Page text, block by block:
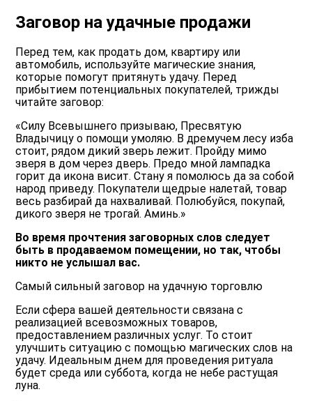
Заговор на удачные продажи
Перед тем, как продать дом, квартиру или
автомобиль, используйте магические знания,
которые помогут притянуть удачу. Перед
прибытием потенциальных покупателей, трижды
читайте заговор:
«Силу Всевышнего призываю, Пресвятую
Владычицу о помощи умоляю. В дремучем лесу изба
стоит, рядом дикий зверь лежит. Пройду мимо
зверя в дом через дверь. Предо мной лампадка
горит да икона висит. Стану я помолюсь да за собой
народ приведу. Покупатели щедрые налетай, товар
весь разбирай да нахваливай. Полюбуйся, покупай,
дикого зверя не трогай. Аминь.»
Во время прочтения заговорных слов следует
быть в продаваемом помещении, но так, чтобы
никто не услышал вас.
Самый сильный заговор на удачную торговлю
Если сфера вашей деятельности связана с
реализацией всевозможных товаров,
предоставлением различных услуг. То стоит
улучшить ситуацию с помощью магических слов на
удачу. Идеальным днем для проведения ритуала
будет среда или суббота, когда не небе растущая
луна.